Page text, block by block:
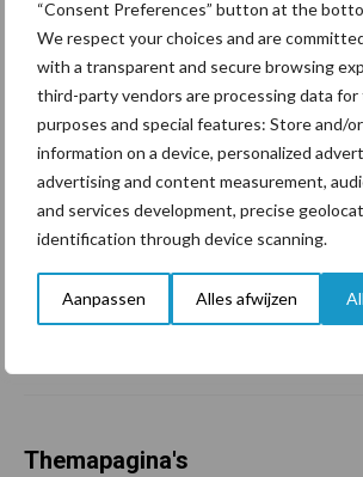
“Consent Preferences” button at the
We respect your choices and are
with a transparent and secure browsing
third-party vendors are processing data
purposes and special features: Store and/
information on a device, personalized
advertising and content measurement,
and services development, precise
identification through device scanning.
Aanpassen Alles afwijzen
Polen groter dan
Drie Franse
de grens van
kilogram melk
Pöttinger
compacte
zwadhark in de hef
Themapagina's